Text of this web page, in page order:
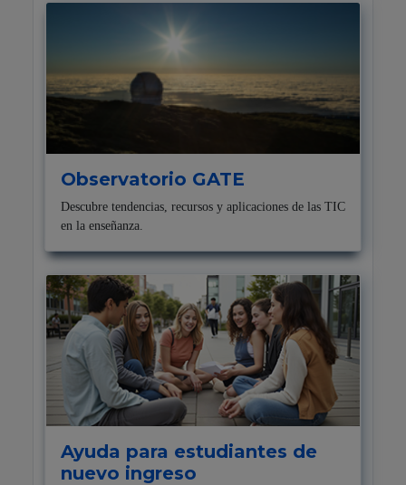
Observatorio GATE
Descubre tendencias, recursos y aplicaciones de las TIC
en la enseñanza.
Ayuda para estudiantes de
nuevo ingreso